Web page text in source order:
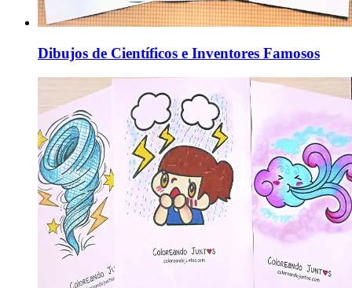
Dibujos de Científicos e Inventores Famosos